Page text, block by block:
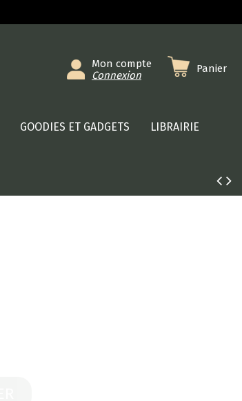
Mon compte
Connexion
Panier
GOODIES ET GADGETS
LIBRAIRIE